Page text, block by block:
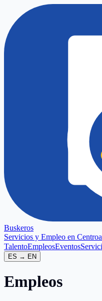
Buskeros
Servicios y Empleo en
TalentoEmpleosEventos
ES → EN
Empleos